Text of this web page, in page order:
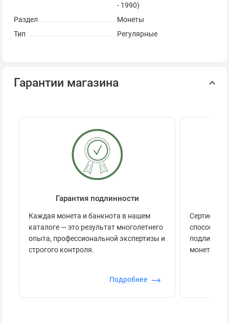
- 1990)
Раздел
Монеты
Тип
Регулярные
Гарантии магазина
Гарантия подлинности
Каждая монета и банкнота в нашем
каталоге — это результат многолетнего
опыта, профессиональной экспертизы и
строгого контроля.
Подробнее
способов
монеты.